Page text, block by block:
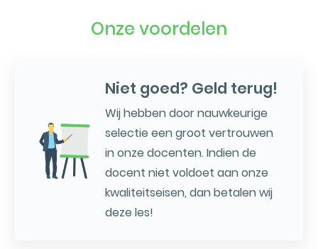
Onze voordelen
Niet goed? Geld terug!
Wij hebben door nauwkeurige
selectie een groot vertrouwen
in onze docenten. Indien de
docent niet voldoet aan onze
kwaliteitseisen, dan betalen wij
deze les!